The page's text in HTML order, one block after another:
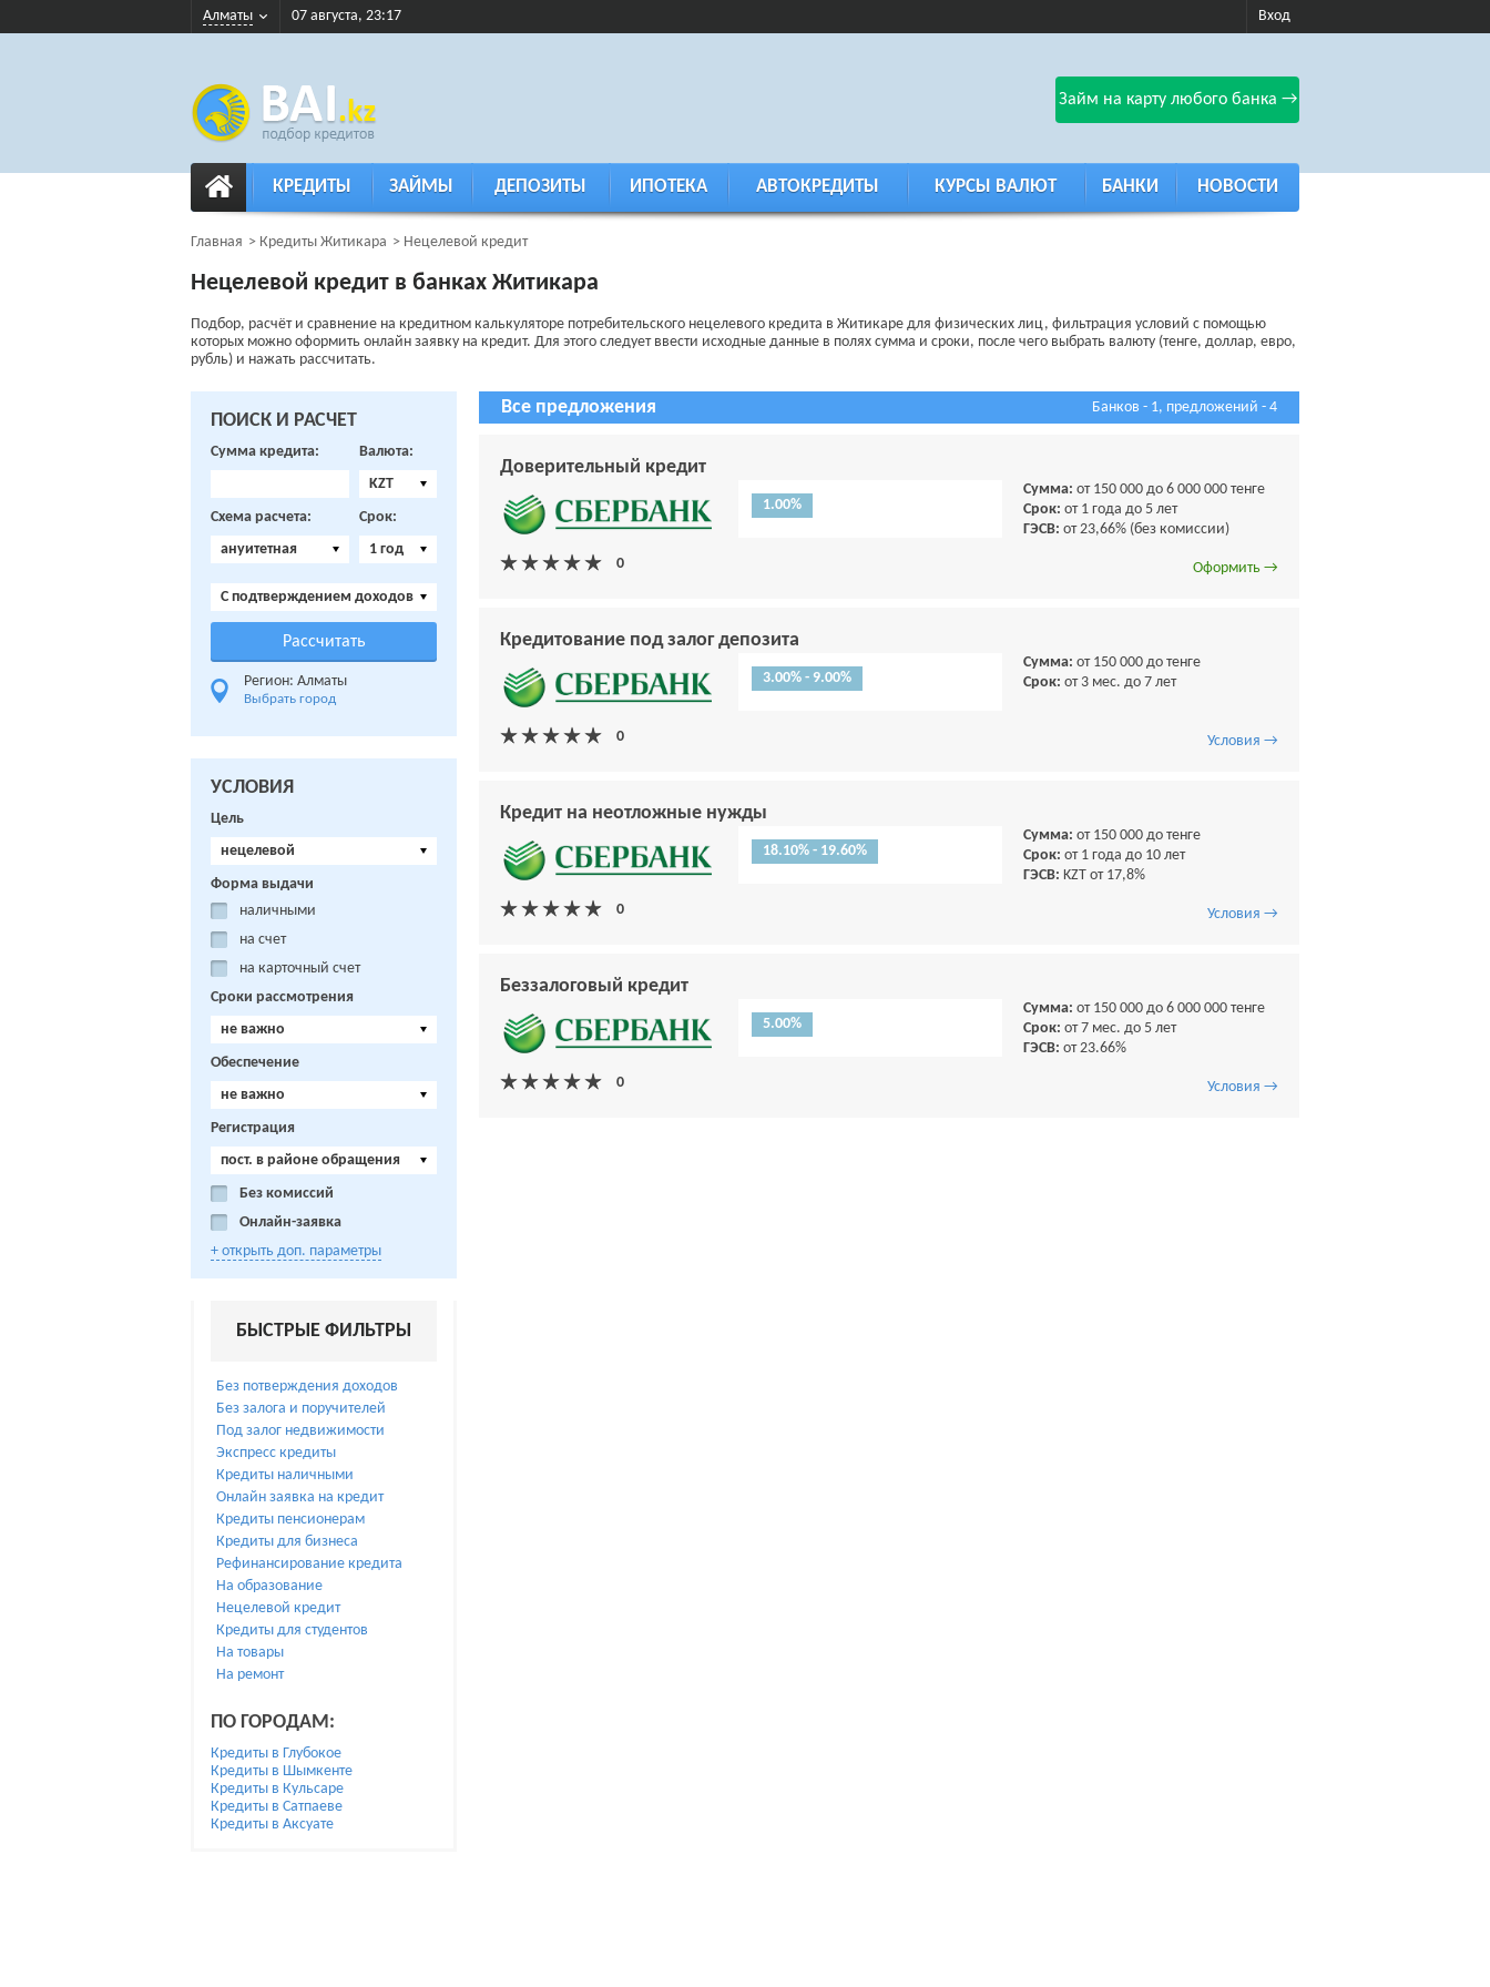
Алматы 07 августа, 23:17 Вход
Займ на карту любого банка →
КРЕДИТЫ ЗАЙМЫ ДЕПОЗИТЫ ИПОТЕКА АВТОКРЕДИТЫ КУРСЫ ВАЛЮТ БАНКИ НОВОСТИ
Главная Кредиты Житикара Нецелевой кредит
Нецелевой кредит в банках Житикара
Подбор, расчёт и сравнение на кредитном калькуляторе потребительского нецелевого кредита в Житикаре для физических лиц, фильтрация условий с помощью
которых можно оформить онлайн заявку на кредит. Для этого следует ввести исходные данные в полях сумма и сроки, после чего выбрать валюту (тенге, доллар, евро,
рубль) и нажать рассчитать.
Все предложения Банков - 1, предложений - 4
Доверительный кредит
1.00%
Сумма: от 150 000 до 6 000 000 тенге
Срок: от 1 года до 5 лет
ГЭСВ: от 23,66% (без комиссии)
Оформить →
Кредитование под залог депозита
3.00% - 9.00%
Сумма: от 150 000 до тенге
Срок: от 3 мес. до 7 лет
Условия →
Кредит на неотложные нужды
18.10% - 19.60%
Сумма: от 150 000 до тенге
Срок: от 1 года до 10 лет
ГЭСВ: KZT от 17,8%
Условия →
Беззалоговый кредит
5.00%
Сумма: от 150 000 до 6 000 000 тенге
Срок: от 7 мес. до 5 лет
ГЭСВ: от 23.66%
Условия →
ПОИСК И РАСЧЕТ
Сумма кредита:
Валюта:
KZT
Схема расчета:
ануитетная
Срок:
1 год
C подтверждением доходов
Регион: Алматы
Выбрать город
УСЛОВИЯ
Цель
нецелевой
Форма выдачи
наличными
на счет
на карточный счет
Сроки рассмотрения
не важно
Обеспечение
не важно
Регистрация
пост. в районе обращения
Без комиссий
Онлайн-заявка
+ открыть доп. параметры
БЫСТРЫЕ ФИЛЬТРЫ
Без потверждения доходов
Без залога и поручителей
Под залог недвижимости
Экспресс кредиты
Кредиты наличными
Онлайн заявка на кредит
Кредиты пенсионерам
Кредиты для бизнеса
Рефинансирование кредита
На образование
Нецелевой кредит
Кредиты для студентов
На товары
На ремонт
ПО ГОРОДАМ:
Кредиты в Глубокое
Кредиты в Шымкенте
Кредиты в Кульсаре
Кредиты в Сатпаеве
Кредиты в Аксуате